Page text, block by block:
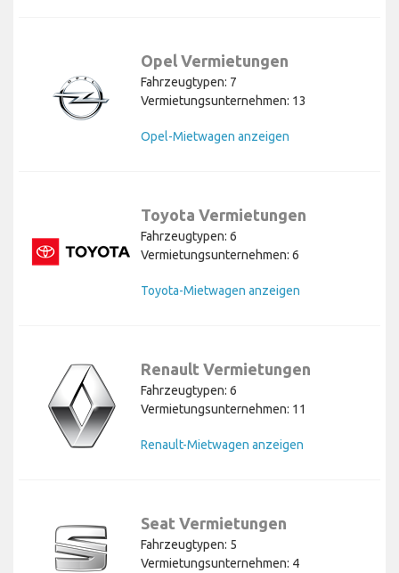
Opel Vermietungen
Fahrzeugtypen: 7
Vermietungsunternehmen: 13
Opel-Mietwagen anzeigen
Toyota Vermietungen
Fahrzeugtypen: 6
Vermietungsunternehmen: 6
Toyota-Mietwagen anzeigen
Renault Vermietungen
Fahrzeugtypen: 6
Vermietungsunternehmen: 11
Renault-Mietwagen anzeigen
Seat Vermietungen
Fahrzeugtypen: 5
Vermietungsunternehmen: 4